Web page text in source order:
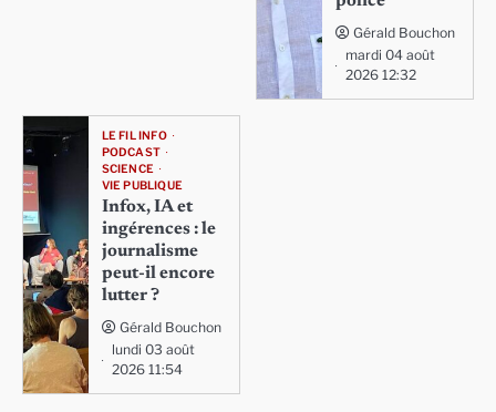
Gérald Bouchon
mardi 04 août
2026 12:32
LE FIL INFO
PODCAST
SCIENCE
VIE PUBLIQUE
Infox, IA et
ingérences : le
journalisme
peut-il encore
lutter ?
Gérald Bouchon
lundi 03 août
2026 11:54